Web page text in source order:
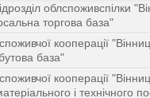
облспоживспілки
торгова база"
кооперації
база"
кооперації
і технічного